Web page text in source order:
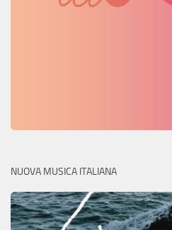
NUOVA MUSICA ITALIANA